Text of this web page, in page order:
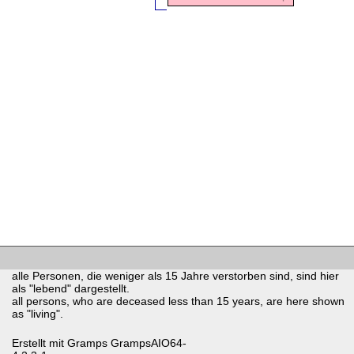
alle Personen, die weniger als 15 Jahre verstorben sind, sind hier
als "lebend" dargestellt.
all persons, who are deceased less than 15 years, are here shown
as "living".
Erstellt mit Gramps GrampsAIO64-